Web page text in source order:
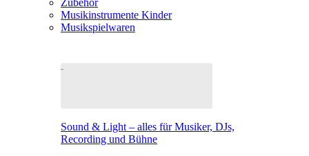
Zubehör
Musikinstrumente Kinder
Musikspielwaren
Sound & Light – alles für Musiker, DJs,
Recording und Bühne